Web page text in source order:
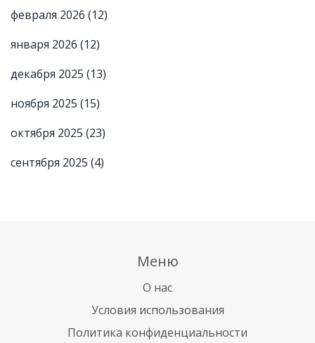
февраля 2026 (12)
января 2026 (12)
декабря 2025 (13)
ноября 2025 (15)
октября 2025 (23)
сентября 2025 (4)
Меню
О нас
Условия использования
Политика конфиденциальности